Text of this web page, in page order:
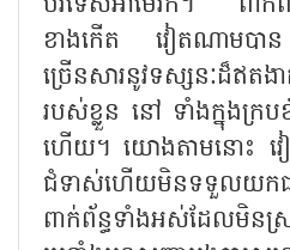
ខាងកើត វៀតណាមបាន
ច្រើនសារនូវទស្សនៈដ៏ឥត
របស់ខ្លួន នៅ ទាំងក្នុងក្រ
ហើយ។ យោងតាមនោះ វៀ
ជំទាស់ហើយមិនទទួលយកជា
ពាក់ព័ន្ធទាំងអស់ដែលមិនស្រ